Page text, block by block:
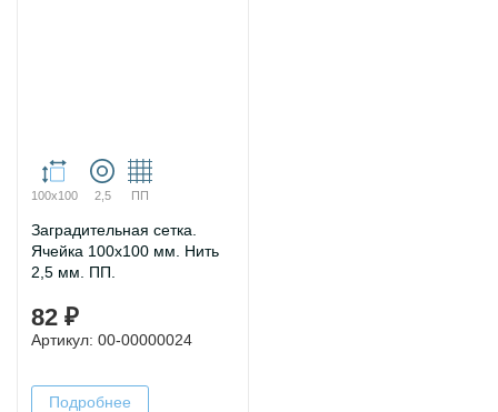
100х100 2,5 ПП
Заградительная сетка.
Ячейка 100х100 мм. Нить
2,5 мм. ПП.
82 ₽
Артикул: 00-00000024
Подробнее